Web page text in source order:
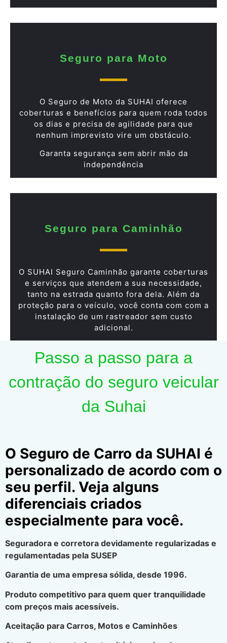
Seguro para Moto
O Seguro de Moto da SUHAI oferece
coberturas e benefícios para quem roda todos
os dias e precisa de agilidade para que
nenhum imprevisto vire um obstáculo.
Garanta segurança sem abrir mão da
independência
Seguro para Caminhão
O SUHAI Seguro Caminhão garante coberturas
e serviços que atendem a sua necessidade,
tanto na estrada quanto fora dela. Além da
proteção para o veículo, você conta com com a
instalação de um rastreador sem custo
adicional.
Passo a passo para a
contração do seguro veicular
da Suhai
O Seguro de Carro da SUHAI é
personalizado de acordo com o
seu perfil. Veja alguns
diferenciais criados
especialmente para você.
Seguradora e corretora devidamente regularizadas e
regulamentadas pela SUSEP
Garantia de uma empresa sólida, desde 1996.
Produto competitivo para quem quer tranquilidade
com preços mais acessíveis.
Aceitação para Carros, Motos e Caminhões